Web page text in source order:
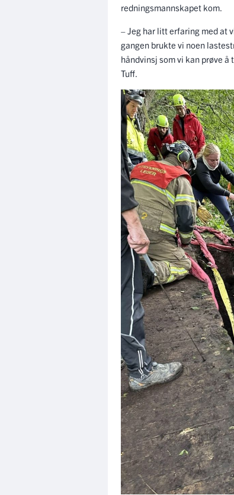
redningsmannskapet kom.
– Jeg har litt erfaring med at
gangen brukte vi noen
håndvinsj som vi kan prøve
Tuff.